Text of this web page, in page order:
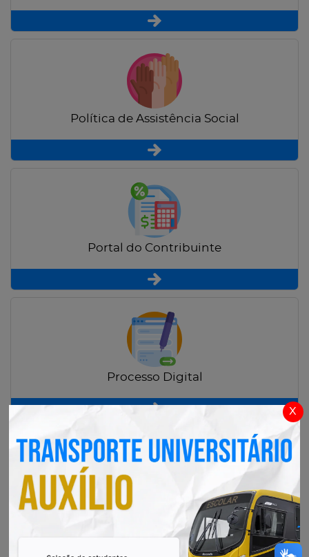
x
Política de Assistência Social
Portal do Contribuinte
Processo Digital
Radar Transparência Pública